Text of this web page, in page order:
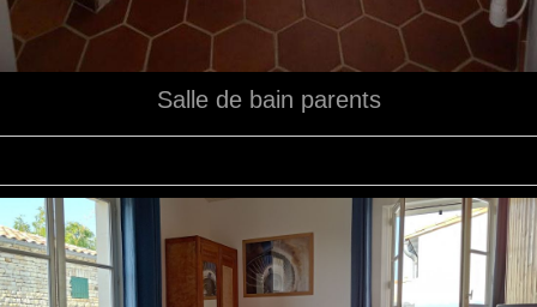
Salle de bain parents